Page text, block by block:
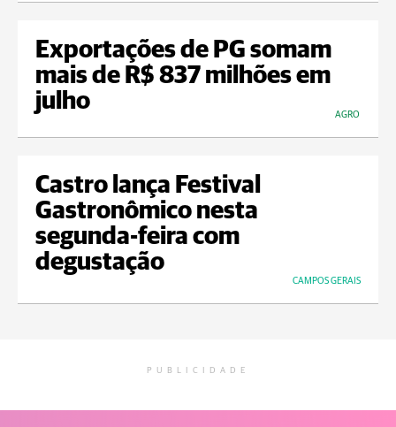
Exportações de PG somam
mais de R$ 837 milhões em
julho
AGRO
Castro lança Festival
Gastronômico nesta
segunda-feira com
degustação
CAMPOS GERAIS
PUBLICIDADE